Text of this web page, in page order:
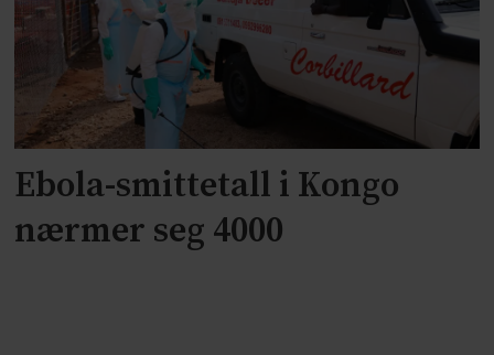
Ebola-smittetall i Kongo
nærmer seg 4000